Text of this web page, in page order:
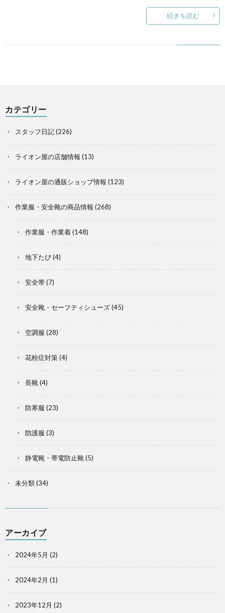
続きを読む
カテゴリー
スタッフ日記(226)
ライオン屋の店舗情報 (13)
ライオン屋の通販ショップ情報 (123)
作業服・安全靴の商品情報 (268)
作業服・作業着(148)
地下たび(4)
安全帯(7)
安全靴・セーフティシューズ(45)
空調服 (28)
花粉症対策(4)
長靴(4)
防寒服 (23)
防護服 (3)
静電靴・帯電防止靴(5)
未分類(34)
アーカイブ
2024年5月 (2)
2024年2月 (1)
2023年12月 (2)